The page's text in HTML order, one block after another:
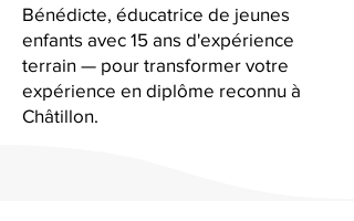
Bénédicte, éducatrice de jeunes
enfants avec 15 ans d'expérience
terrain — pour transformer votre
expérience en diplôme reconnu à
Châtillon.